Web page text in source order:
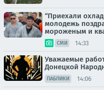
“Приехали
молодежь
мороженым и
СМИ 14:33
Уважаемые
Донецкой
ПАБЛИКИ 14:06